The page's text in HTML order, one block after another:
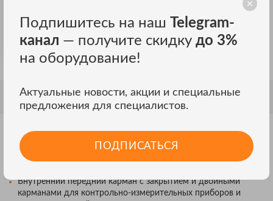
ТД «ЭСКО» официальный дистрибьютор
Fluke Industrial в России
ОПИСАНИЕ
ОСОБЕННОСТИ
Прочная конструкция корпуса из полиэстера 600D для
Внутренний передний карман с закрытием и двойными
карманами для контрольно-измерительных приборов и
Подпишитесь на наш Telegram-
канал — получите скидку до 3%
на оборудование!
Актуальные новости, акции и специальные
предложения для специалистов.
ПОДПИСАТЬСЯ